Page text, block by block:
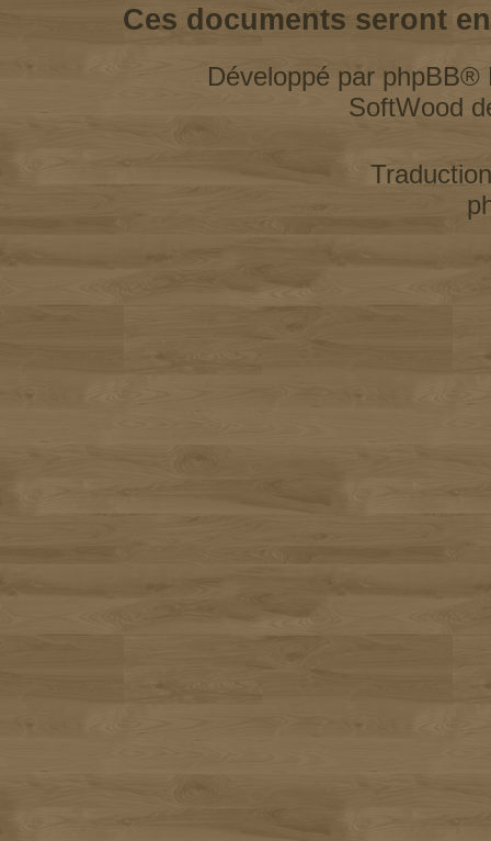
Ces documents seront
Développé par phpBB®
SoftWood